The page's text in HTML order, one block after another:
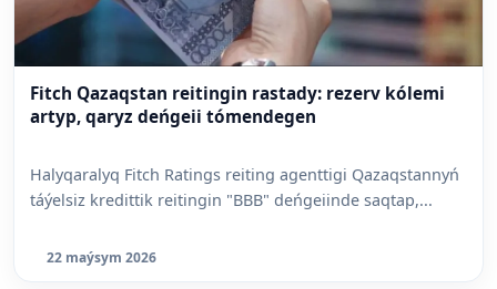
Fitch Qazaqstan reitingin rastady: rezerv kólemi
artyp, qaryz deńgeii tómendegen
Halyqaralyq Fitch Ratings reiting agenttigi Qazaqstannyń
táýelsiz kredittik reitingin "BBB" deńgeiinde saqtap,...
22 maýsym 2026